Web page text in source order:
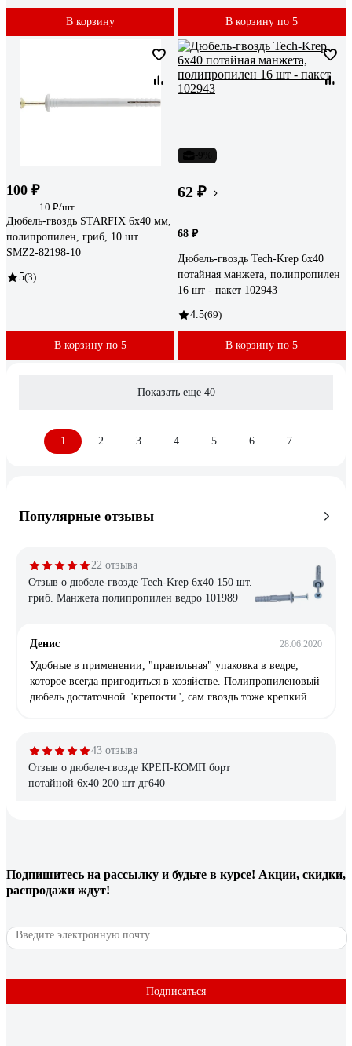
В корзину В корзину по 5
100 ₽
10 ₽/шт
Дюбель-гвоздь STARFIX 6x40 мм,
полипропилен, гриб, 10 шт.
SMZ2-82198-10
5(3)
В корзину по 5
62 ₽
68 ₽
Дюбель-гвоздь Tech-Krep 6х40
потайная манжета, полипропилен
16 шт - пакет 102943
4.5(69)
В корзину по 5
Показать еще 40
1 2 3 4 5 6 7
Популярные отзывы
22 отзыва
Отзыв о дюбеле-гвозде Tech-Krep 6х40 150 шт.
гриб. Манжета полипропилен ведро 101989
Денис 28.06.2020
Удобные в применении, "правильная" упаковка в ведре,
которое всегда пригодиться в хозяйстве. Полипропиленовый
дюбель достаточной "крепости", сам гвоздь тоже крепкий.
43 отзыва
Отзыв о дюбеле-гвозде КРЕП-КОМП борт
потайной 6х40 200 шт дг640
10 S (25 шт.) PH 539025
Федош Дмитрий Александрович 05.09.2020
Бесспорно стоят своих денег. Есть одна тонкость пори
Подпишитесь на рассылку и будьте в курсе! Акции, скидки,
распродажи ждут!
Подписаться